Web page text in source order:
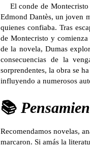
El conde de
Edmond Dantès, un joven
quienes confiaba. Tras
de Montecristo y
de la novela, Dumas
consecuencias de la
sorprendentes, la obra se
influyendo a numerosos
📚
Recomendamos novelas,
marcaron. Si amás la